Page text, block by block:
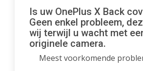
Is uw OnePlus X Back
Geen enkel probleem,
wij terwijl u wacht met
originele camera.
Meest voorkomende